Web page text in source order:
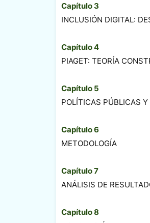
Capítulo 3
INCLUSIÓN DIGITAL:
Capítulo 4
PIAGET: TEORÍA
Capítulo 5
POLÍTICAS PÚBLICAS
Capítulo 6
METODOLOGÍA
Capítulo 7
ANÁLISIS DE
Capítulo 8